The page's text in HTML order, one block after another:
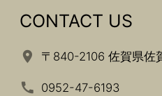
CONTACT US
〒840-2106 佐賀県佐
0952-47-6193